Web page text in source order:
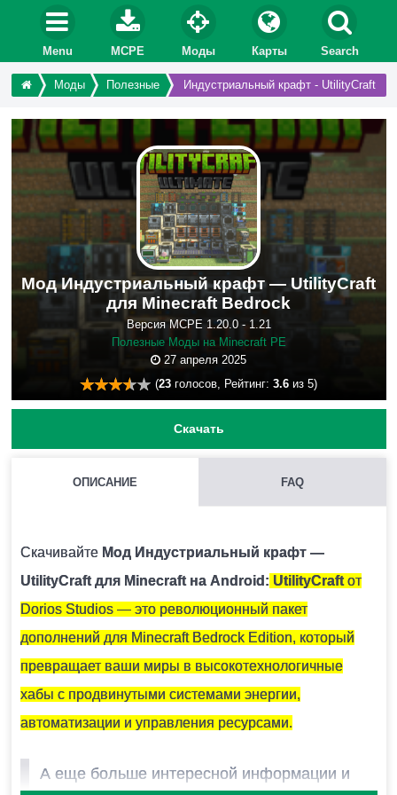
Menu MCPE Моды Карты Search
Моды Полезные Индустриальный крафт - UtilityCraft
Мод Индустриальный крафт — UtilityCraft
для Minecraft Bedrock
Версия MCPE 1.20.0 - 1.21
Полезные Моды на Minecraft PE
27 апреля 2025
(23 голосов, Рейтинг: 3.6 из 5)
Скачать
ОПИСАНИЕ FAQ
Скачивайте Мод Индустриальный крафт —
UtilityCraft для Minecraft на Android: UtilityCraftот
Dorios Studios — это революционный пакет
дополнений для Minecraft Bedrock Edition, который
превращает ваши миры в высокотехнологичные
хабы с продвинутыми системами энергии,
автоматизации и управления ресурсами.
А еще больше интересной информации и
Для этого нужно скачать файл мода и запустить его.
Модификация установится автоматически.
МОЖНО ЛИ ЗАПУСТИТЬ ЭТУ МОДИФИКАЦИЮ В
МНОГОПОЛЬЗОВАТЕЛЬСКОЙ ИГРЕ?
Да, для этого достаточно просто быть владельцем